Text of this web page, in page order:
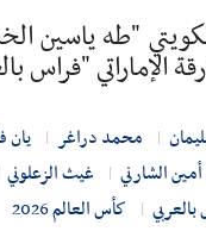
"طه ياسين
الإماراتي "فراس
محمد دراغر يان
الشارني غيث الزعلوني
كأس العالم 2026